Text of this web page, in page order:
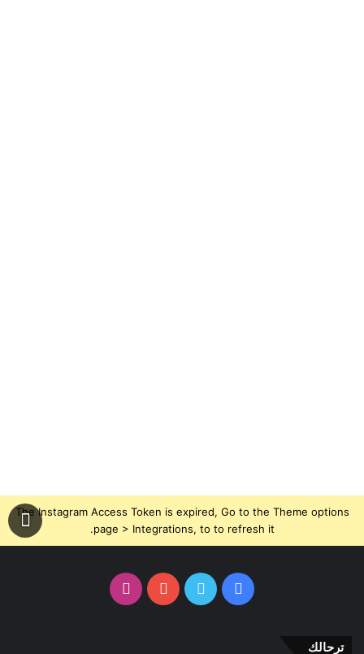
The Instagram Access Token is expired, Go to the Theme options
page > Integrations, to to refresh it.
فيسبوكتويتر يوتيوب انستقرام
ترحالك